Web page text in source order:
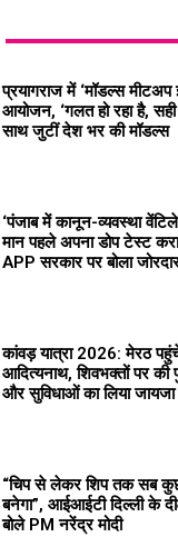
प्रयागराज में ‘मॉडल्स
आयोजन, ‘गलत हो रहा है,
साथ जुटीं देश भर की मॉडल्स
‘पंजाब में कानून-व्यवस्था
मान पहले अपना डोप टेस्ट
APP सरकार पर बोला
कांवड़ यात्रा 2026: मेरठ
आदित्यनाथ, शिवभक्तों पर की
और सुविधाओं का लिया जायजा
“चिप से लेकर शिप तक सब
बनेगा”, आईआईटी दिल्ली के
बोले PM नरेंद्र मोदी